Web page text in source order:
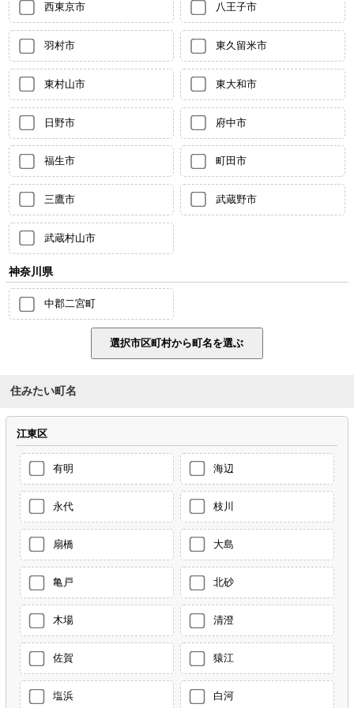
西東京市 八王子市
羽村市 東久留米市
東村山市 東大和市
日野市 府中市
福生市 町田市
三鷹市 武蔵野市
武蔵村山市
神奈川県
中郡二宮町
住みたい町名
江東区
有明 海辺
永代 枝川
扇橋 大島
亀戸 北砂
木場 清澄
佐賀 猿江
塩浜 白河